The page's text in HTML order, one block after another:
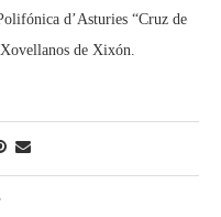
d’Asturies “Cruz de
de Xixón.